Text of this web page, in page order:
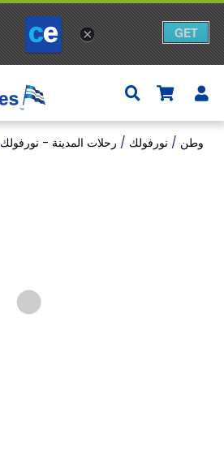
وطن / نورفولك / رحلات المدينة - نورفولك
س
ل
ة
× GET